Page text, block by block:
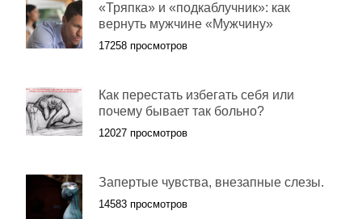
«Тряпка» и «подкаблучник»: как
вернуть мужчине «Мужчину»
17258 просмотров
Как перестать избегать себя или
почему бывает так больно?
12027 просмотров
Запертые чувства, внезапные слезы.
14583 просмотров